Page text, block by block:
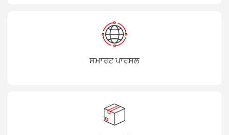
ਸਮਾਰਟ ਪਾਰਸਲ